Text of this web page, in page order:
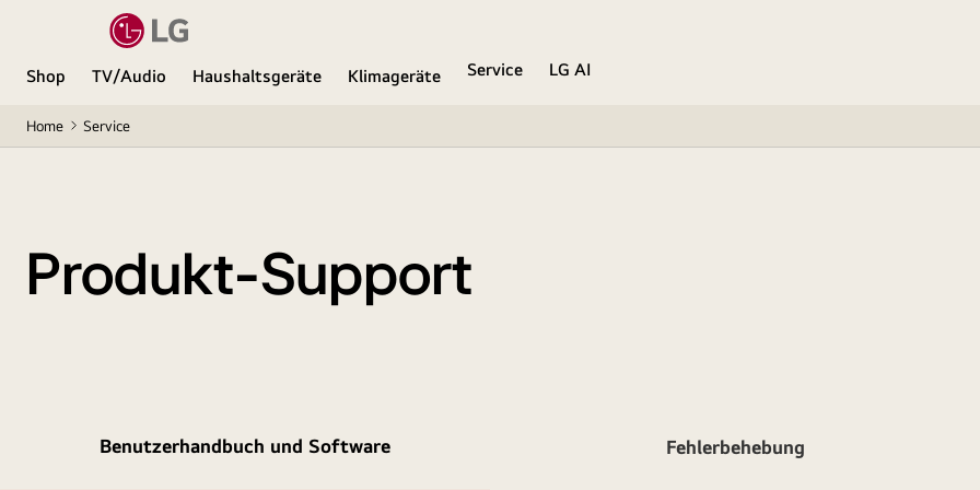
Shop TV/Audio Haushaltsgeräte Klimageräte Service
LG AI
Home Service
Produkt-Support
Benutzerhandbuch und Software Fehlerbehebung